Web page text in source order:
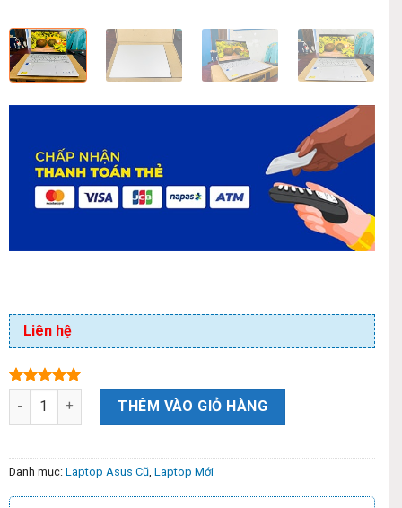
Liên hệ
dựa trên
đánh giá
THÊM VÀO GIỎ HÀNG
Danh mục: Laptop Asus Cũ Laptop Mới